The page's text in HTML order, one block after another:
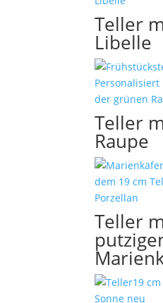
Teller
Libelle
Teller
Raupe
Teller